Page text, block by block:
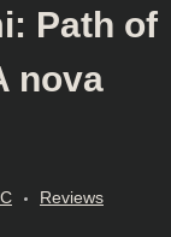
Path of
nova
Reviews